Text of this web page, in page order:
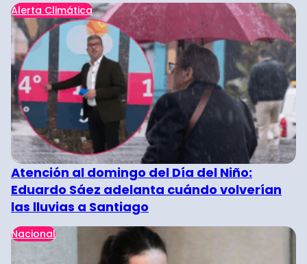
Alerta Climática
Atención al domingo del Día del Niño:
Eduardo Sáez adelanta cuándo volverían
las lluvias a Santiago
Nacional